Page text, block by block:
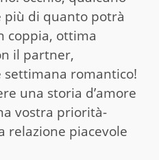
di quanto potrà
coppia, ottima
il partner,
romantico!
una storia d’amore
vostra priorità-
relazione piacevole